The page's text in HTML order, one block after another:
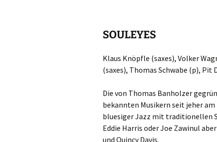
SOULEYES
Klaus Knöpfle (saxes), Volker
(saxes), Thomas Schwabe (p),
Die von Thomas Banholzer
bekannten Musikern seit jeher
bluesiger Jazz mit traditionellen
Eddie Harris oder Joe Zawinul
und Quincy Davis.